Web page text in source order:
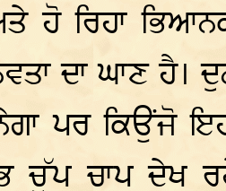
ਹੋ ਰਿਹਾ
ਦਾ ਘਾਣ
ਪਰ ਕਿਉਂਜੋ
ਚੁੱਪ ਚਾਪ ਦੇਖ